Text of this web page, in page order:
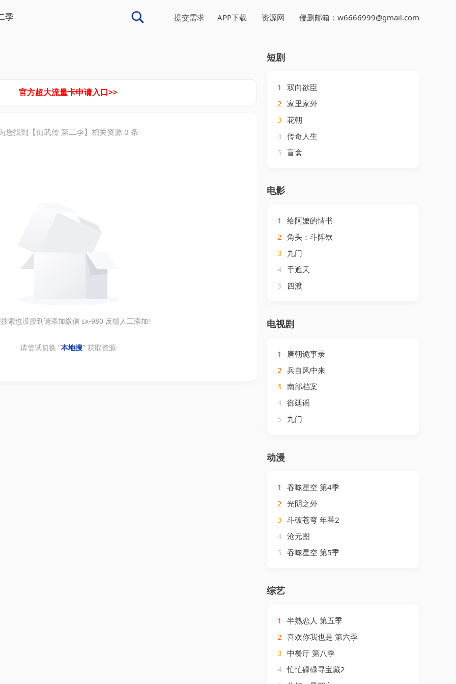
提交需求 APP下载 资源网 侵删邮箱：w6666999@gmail.com
官方超大流量卡申请入口>>
您找到【仙武传 第二季】相关资源 0 条
索也没搜到请添加微信 sx-980 反馈人工添加!
请尝试切换 "本地搜" 获取资源
短剧
1
双向欲臣
2 家里家外
3 花朝
4 传奇人生
5 盲盒
电影
1
给阿嬷的情书
2 角头：斗阵欸
3 九门
4 手遮天
5 四渡
电视剧
1
唐朝诡事录
2 兵自风中来
3 南部档案
4 御廷谣
5 九门
动漫
1
吞噬星空 第4季
2 光阴之外
3 斗破苍穹 年番2
4 沧元图
5 吞噬星空 第5季
综艺
1
半熟恋人 第五季
2 喜欢你我也是 第六季
3 中餐厅 第八季
4 忙忙碌碌寻宝藏2